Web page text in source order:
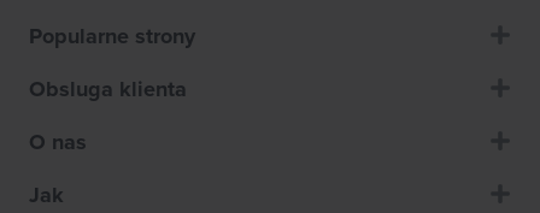
Popularne strony
Obsluga klienta
O nas
Jak